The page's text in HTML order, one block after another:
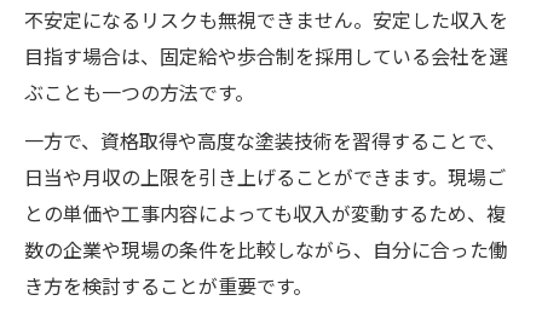
不安定になるリスクも無視できません。安定した収入を
目指す場合は、固定給や歩合制を採用している会社を選
ぶことも一つの方法です。
一方で、資格取得や高度な塗装技術を習得することで、
日当や月収の上限を引き上げることができます。現場ご
との単価や工事内容によっても収入が変動するため、複
数の企業や現場の条件を比較しながら、自分に合った働
き方を検討することが重要です。